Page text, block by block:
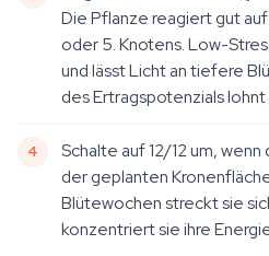
Die Pflanze reagiert gut
oder 5. Knotens. Low-
und lässt Licht an tiefere
des Ertragspotenzials
Schalte auf 12/12 um,
der geplanten
Blütewochen streckt sie
konzentriert sie ihre